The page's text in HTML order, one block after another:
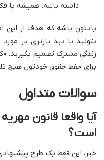
داشته باشه. همیشه با
یادتون باشه که هدف از این
بتونید با دید بازتری در
زندگی مشترک تصمیم بگیرید.
برای حفظ حقوق خودتون هیچ
سوالات متداول
است؟
خیر، این فقط یک طرح